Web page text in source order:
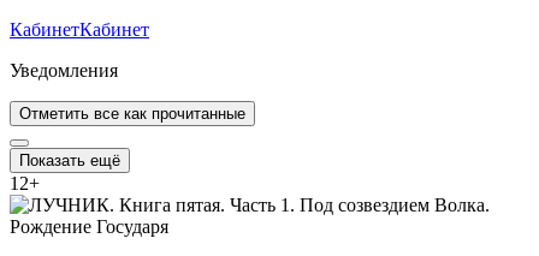
КабинетКабинет
Уведомления
Отметить все как прочитанные
Показать ещё
12+